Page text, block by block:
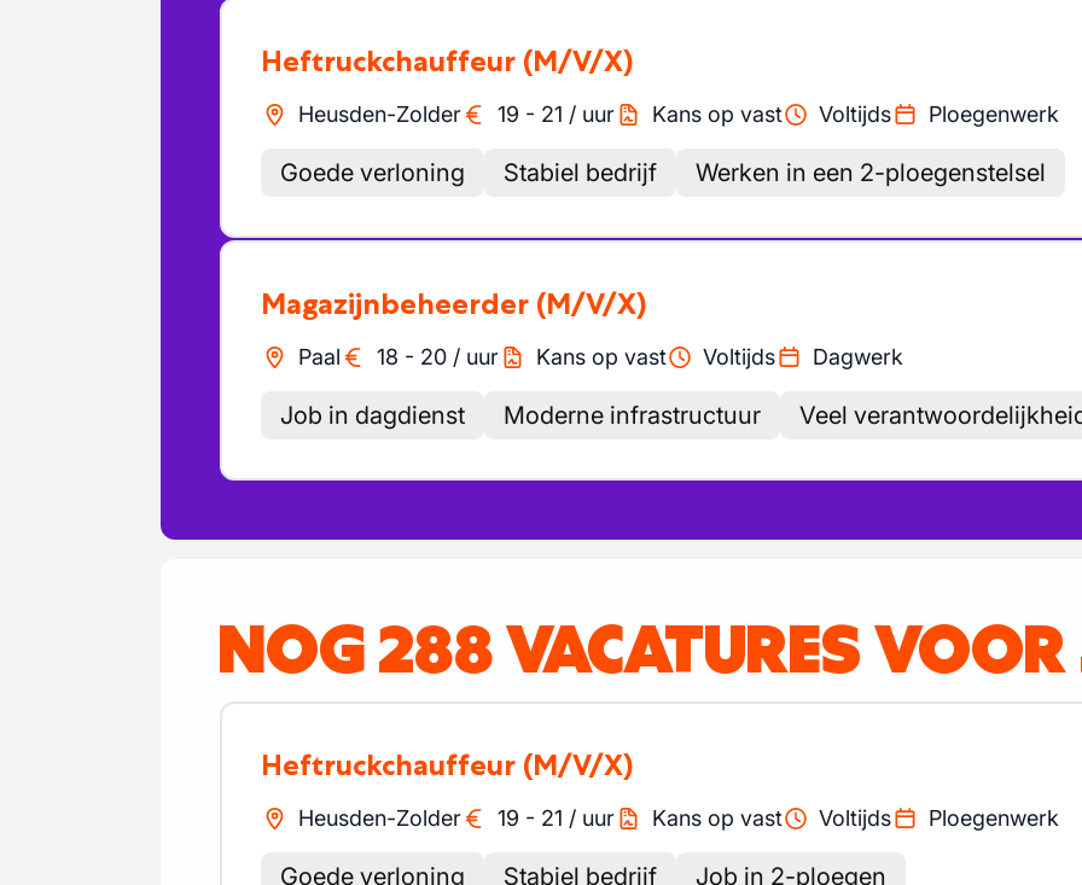
Heftruckchauffeur (M/V/X)
Heusden-Zolder 19 - 21 / uur Kans op vast Voltijds Ploegenwerk
Goede verloning Stabiel bedrijf Werken in een 2-ploegenstelsel
Magazijnbeheerder (M/V/X)
Paal 18 - 20 / uur Kans op vast Voltijds Dagwerk
Job in dagdienst Moderne infrastructuur Veel
NOG 288 VACATURES
Heftruckchauffeur (M/V/X)
Heusden-Zolder 19 - 21 / uur Kans op vast Voltijds Ploegenwerk
Goede verloning Stabiel bedrijf Job in 2-ploegen